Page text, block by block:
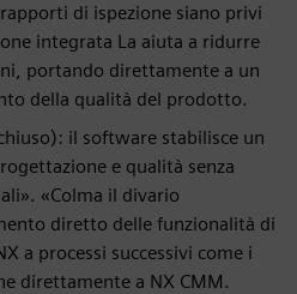
di ispezione siano privi
integrata La aiuta a ridurre
portando direttamente a un
della qualità del prodotto.
il software stabilisce un
e qualità senza
«Colma il divario
diretto delle funzionalità di
a processi successivi come i
direttamente a NX CMM.